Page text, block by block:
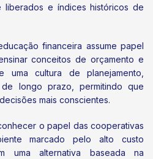
liberados e índices históricos de
financeira assume papel
conceitos de orçamento e
uma cultura de planejamento,
longo prazo, permitindo que
mais conscientes.
o papel das cooperativas
marcado pelo alto custo
uma alternativa baseada na